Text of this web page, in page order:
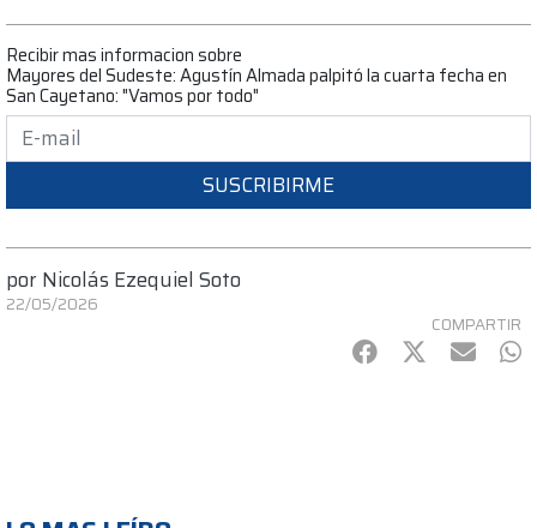
Recibir mas informacion sobre
Mayores del Sudeste: Agustín Almada palpitó la cuarta fecha en
San Cayetano: "Vamos por todo"
SUSCRIBIRME
por Nicolás Ezequiel Soto
22/05/2026
COMPARTIR
Facebook
Twitter
mail